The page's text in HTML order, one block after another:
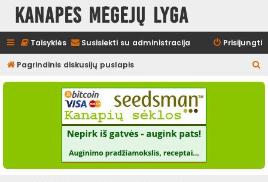
Kanapės mėgėjų lyga
Taisyklės Susisiekti su administracija Prisijungti
Pagrindinis diskusijų puslapis
e